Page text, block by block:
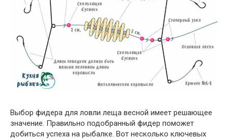
Выбор фидера для ловли леща весной имеет решающее
значение. Правильно подобранный фидер поможет
добиться успеха на рыбалке. Вот несколько ключевых